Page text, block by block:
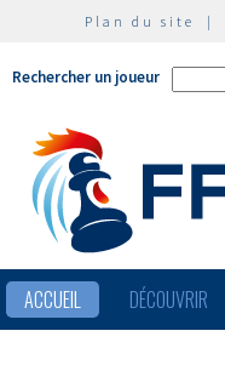
Plan du site |
Rechercher un joueur
ACCUEIL DÉCOUVRIR